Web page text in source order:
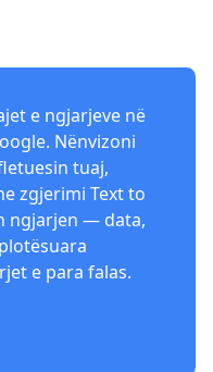
e ngjarjeve në
Nënvizoni
tuaj,
zgjerimi Text to
ngjarjen — data,
e para falas.